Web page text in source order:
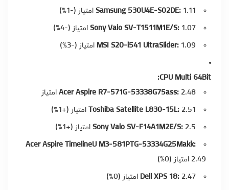
Samsung 530U4E-S02DE: 1.11 امتیاز (-1%)
Sony Vaio SV-T1511M1E/S: 1.07 امتیاز (-4%)
MSI S20-i541 UltraSlider: 1.09 امتیاز (-3%)
CPU Multi 64Bit:
Acer Aspire R7-571G-53338G75ass: 2.48 امتیاز
Toshiba Satellite L830-15L: 2.51 امتیاز (+1%)
Sony Vaio SV-F14A1M2E/S: 2.5 امتیاز (+1%)
Acer Aspire TimelineU M3-581PTG-53334G25Makk:
2.49 امتیاز (0%)
Dell XPS 18: 2.47 امتیاز (0%)